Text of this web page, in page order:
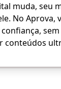
muda, seu
No Aprova,
conteúdos